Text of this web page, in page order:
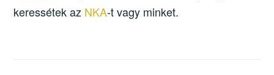
keressétek az NKA-t vagy minket.